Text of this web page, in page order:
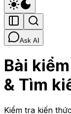
Ask AI
Bài
& Tìm
Kiểm tra kiến